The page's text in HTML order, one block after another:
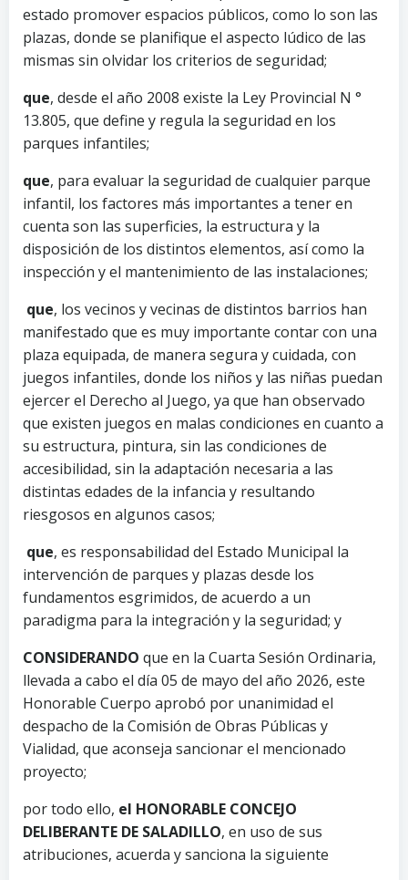
estado promover espacios públicos, como lo son las
plazas, donde se planifique el aspecto lúdico de las
mismas sin olvidar los criterios de seguridad;
que, desde el año 2008 existe la Ley Provincial N °
13.805, que define y regula la seguridad en los
parques infantiles;
que, para evaluar la seguridad de cualquier parque
infantil, los factores más importantes a tener en
cuenta son las superficies, la estructura y la
disposición de los distintos elementos, así como la
inspección y el mantenimiento de las instalaciones;
que, los vecinos y vecinas de distintos barrios han
manifestado que es muy importante contar con una
plaza equipada, de manera segura y cuidada, con
juegos infantiles, donde los niños y las niñas puedan
ejercer el Derecho al Juego, ya que han observado
que existen juegos en malas condiciones en cuanto a
su estructura, pintura, sin las condiciones de
accesibilidad, sin la adaptación necesaria a las
distintas edades de la infancia y resultando
riesgosos en algunos casos;
que, es responsabilidad del Estado Municipal la
intervención de parques y plazas desde los
fundamentos esgrimidos, de acuerdo a un
paradigma para la integración y la seguridad; y
CONSIDERANDO que en la Cuarta Sesión Ordinaria,
llevada a cabo el día 05 de mayo del año 2026, este
Honorable Cuerpo aprobó por unanimidad el
despacho de la Comisión de Obras Públicas y
Vialidad, que aconseja sancionar el mencionado
proyecto;
por todo ello, el HONORABLE CONCEJO
DELIBERANTE DE SALADILLO, en uso de sus
atribuciones, acuerda y sanciona la siguiente